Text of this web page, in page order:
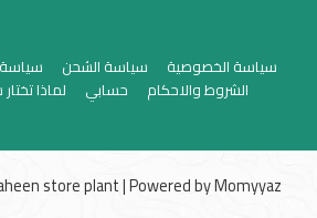
سياسة الخصوصية سياسة الشحن
سياسة
الشروط والاحكام
حسابي لماذا
store plant | Powered byMomyyaz